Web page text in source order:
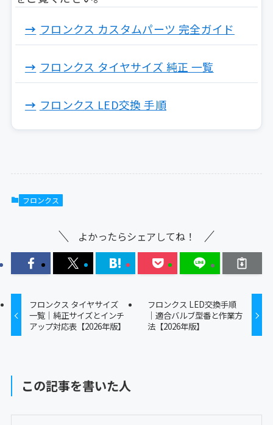
フロンクス カスタムパーツ 完全ガイド
フロンクス タイヤサイズ 純正 一覧
フロンクス LED交換 手順
フロンクス
よかったらシェアしてね！
フロンクス タイヤサイズ
一覧｜純正サイズとインチ
アップ対応表【2026年版】
フロンクス LED交換手順
｜適合バルブ型番と作業方
法【2026年版】
この記事を書いた人